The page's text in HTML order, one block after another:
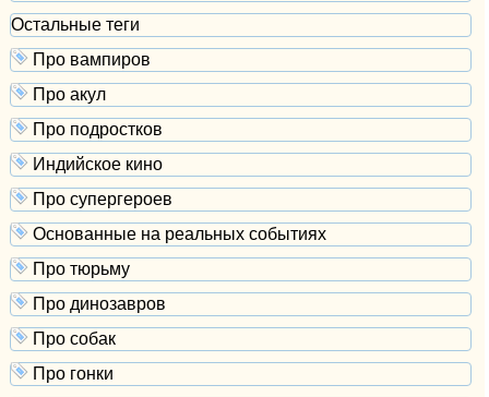
Остальные теги
Про вампиров
Про акул
Про подростков
Индийское кино
Про супергероев
Основанные на реальных событиях
Про тюрьму
Про динозавров
Про собак
Про гонки